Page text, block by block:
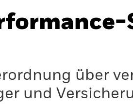
über
und